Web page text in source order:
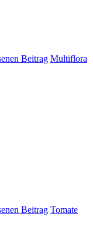
Multiflora
Tomate